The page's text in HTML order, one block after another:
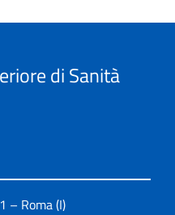
di Sanità
– Roma (I)